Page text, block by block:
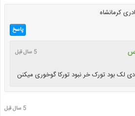
کرمانشاه
پاسخ
5 سال قبل
لک بود تورک خر نبود تورکا گوخوری میکنن
5 سال قبل